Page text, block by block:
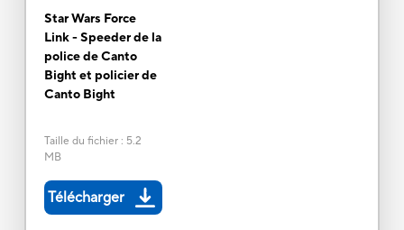
Star Wars Force
Link - Speeder de la
police de Canto
Bight et policier de
Canto Bight
Taille du fichier: 5.2
MB
Télécharger